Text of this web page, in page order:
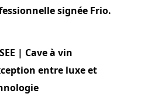
signée Frio.
| Cave à vin
entre luxe et